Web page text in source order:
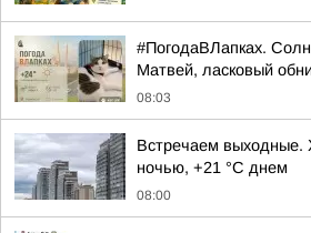
#ПогодаВЛапках.
Матвей, ласковый
08:03
Встречаем выходные.
ночью, +21 °C днем
08:00